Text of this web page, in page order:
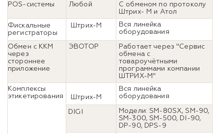
POS-системы Любой
С обменом по протоколу
Штрих- М и Атол
Фискальные
регистраторы
Штрих-М
Вся линейка
оборудования
Обмен с ККМ
через
стороннее
приложение
ЭВОТОР
Работает через "Сервис
обмена с
товароучётными
программами компании
ШТРИХ-М"
Комплексы
этикетирования
Штрих-М
Вся линейка
оборудования
DIGI
Модели: SM-80SX, SM-90,
SM-300, SM-500, DI-90,
DP-90, DPS-9